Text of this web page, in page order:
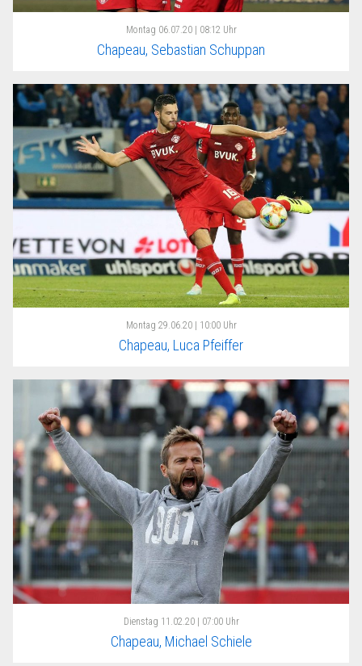
Montag 06.07.20 | 08:12 Uhr
Chapeau, Sebastian Schuppan
Montag 29.06.20 | 10:00 Uhr
Chapeau, Luca Pfeiffer
Dienstag 11.02.20 | 07:00 Uhr
Chapeau, Michael Schiele